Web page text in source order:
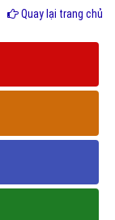
Quay lại trang chủ